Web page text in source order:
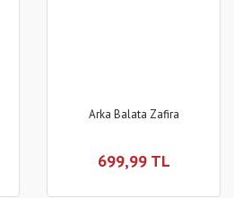
Arka Balata Zafira
699,99 TL